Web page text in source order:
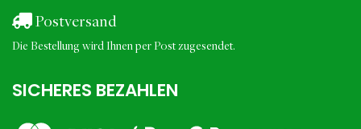
Postversand
Die Bestellung wird Ihnen per Post zugesendet.
SICHERES BEZAHLEN